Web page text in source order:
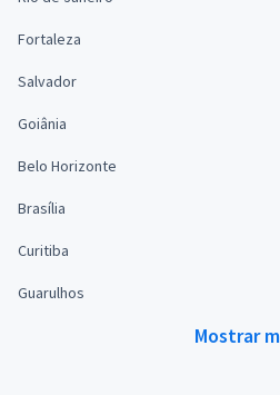
Fortaleza
Salvador
Goiânia
Belo Horizonte
Brasília
Curitiba
Guarulhos
Mostrar